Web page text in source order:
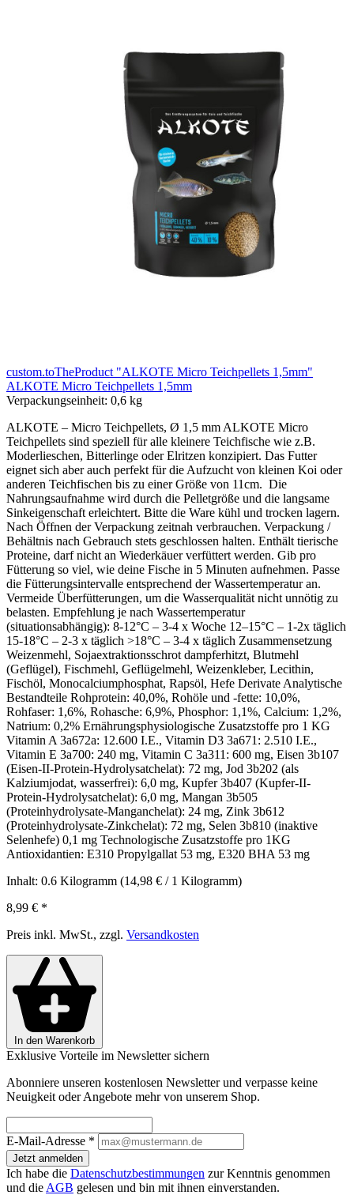
custom.toTheProduct "ALKOTE Micro Teichpellets 1,5mm"
ALKOTE Micro Teichpellets 1,5mm
Verpackungseinheit: 0,6 kg
ALKOTE – Micro Teichpellets, Ø 1,5 mm ALKOTE Micro
Teichpellets sind speziell für alle kleinere Teichfische wie z.B.
Moderlieschen, Bitterlinge oder Elritzen konzipiert. Das Futter
eignet sich aber auch perfekt für die Aufzucht von kleinen Koi oder
anderen Teichfischen bis zu einer Größe von 11cm. Die
Nahrungsaufnahme wird durch die Pelletgröße und die langsame
Sinkeigenschaft erleichtert. Bitte die Ware kühl und trocken lagern.
Nach Öffnen der Verpackung zeitnah verbrauchen. Verpackung /
Behältnis nach Gebrauch stets geschlossen halten. Enthält tierische
Proteine, darf nicht an Wiederkäuer verfüttert werden. Gib pro
Fütterung so viel, wie deine Fische in 5 Minuten aufnehmen. Passe
die Fütterungsintervalle entsprechend der Wassertemperatur an.
Vermeide Überfütterungen, um die Wasserqualität nicht unnötig zu
belasten. Empfehlung je nach Wassertemperatur
(situationsabhängig): 8-12°C – 3-4 x Woche 12–15°C – 1-2x täglich
15-18°C – 2-3 x täglich >18°C – 3-4 x täglich Zusammensetzung
Weizenmehl, Sojaextraktionsschrot dampferhitzt, Blutmehl
(Geflügel), Fischmehl, Geflügelmehl, Weizenkleber, Lecithin,
Fischöl, Monocalciumphosphat, Rapsöl, Hefe Derivate Analytische
Bestandteile Rohprotein: 40,0%, Rohöle und -fette: 10,0%,
Rohfaser: 1,6%, Rohasche: 6,9%, Phosphor: 1,1%, Calcium: 1,2%,
Natrium: 0,2% Ernährungsphysiologische Zusatzstoffe pro 1 KG
Vitamin A 3a672a: 12.600 I.E., Vitamin D3 3a671: 2.510 I.E.,
Vitamin E 3a700: 240 mg, Vitamin C 3a311: 600 mg, Eisen 3b107
(Eisen-II-Protein-Hydrolysatchelat): 72 mg, Jod 3b202 (als
Kalziumjodat, wasserfrei): 6,0 mg, Kupfer 3b407 (Kupfer-II-
Protein-Hydrolysatchelat): 6,0 mg, Mangan 3b505
(Proteinhydrolysate-Manganchelat): 24 mg, Zink 3b612
(Proteinhydrolysate-Zinkchelat): 72 mg, Selen 3b810 (inaktive
Selenhefe) 0,1 mg Technologische Zusatzstoffe pro 1KG
Antioxidantien: E310 Propylgallat 53 mg, E320 BHA 53 mg
Inhalt: 0.6 Kilogramm (14,98 € / 1 Kilogramm)
8,99 € *
Preis inkl. MwSt., zzgl. Versandkosten
In den Warenkorb
Exklusive Vorteile im Newsletter sichern
Abonniere unseren kostenlosen Newsletter und verpasse keine
Neuigkeit oder Angebote mehr von unserem Shop.
E-Mail-Adresse *
Jetzt anmelden
Ich habe die Datenschutzbestimmungen zur Kenntnis genommen
und die AGB gelesen und bin mit ihnen einverstanden.